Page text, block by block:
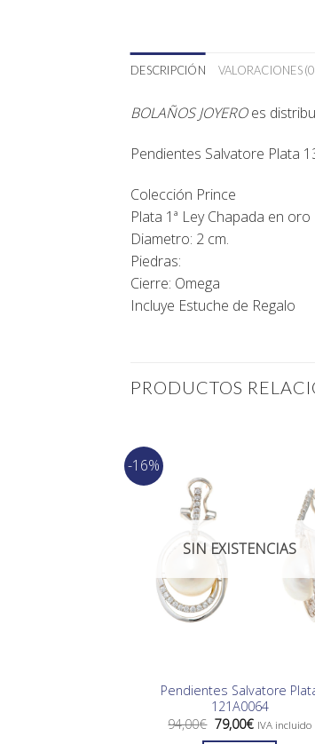
DESCRIPCIÓN VALORACIONES
BOLAÑOS JOYEROes
Pendientes Salvatore Plata
Colección Prince
Plata 1ª Ley Chapada en oro
Diametro: 2 cm.
Piedras:
Cierre: Omega
Incluye Estuche de Regalo
PRODUCTOS
-16%
SIN EXISTENCIAS
Pendientes Salvatore
121A0064
94,00€ El
precio
79,00€ElIVA incluido